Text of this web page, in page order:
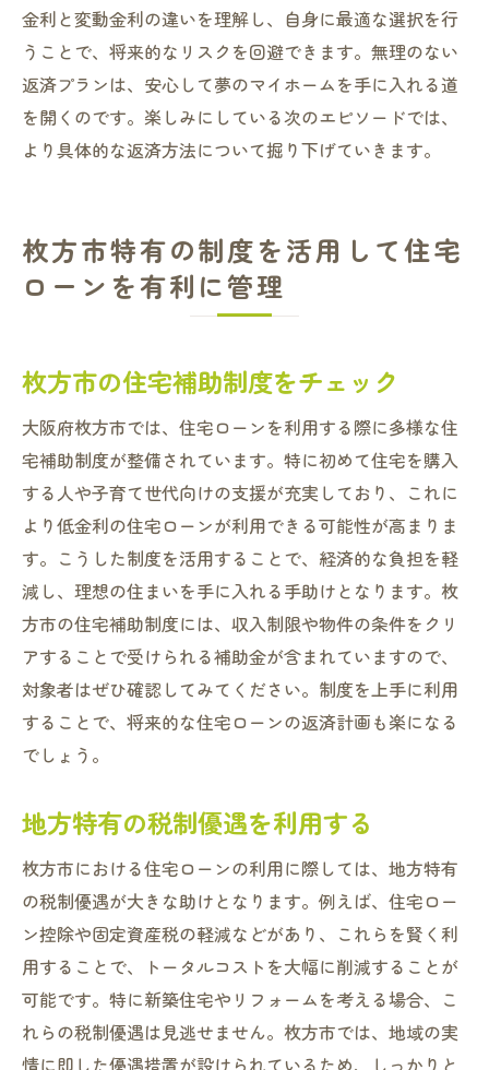
金利と変動金利の違いを理解し、自身に最適な選択を行
うことで、将来的なリスクを回避できます。無理のない
返済プランは、安心して夢のマイホームを手に入れる道
を開くのです。楽しみにしている次のエピソードでは、
より具体的な返済方法について掘り下げていきます。
枚方市特有の制度を活用して住宅
ローンを有利に管理
枚方市の住宅補助制度をチェック
大阪府枚方市では、住宅ローンを利用する際に多様な住
宅補助制度が整備されています。特に初めて住宅を購入
する人や子育て世代向けの支援が充実しており、これに
より低金利の住宅ローンが利用できる可能性が高まりま
す。こうした制度を活用することで、経済的な負担を軽
減し、理想の住まいを手に入れる手助けとなります。枚
方市の住宅補助制度には、収入制限や物件の条件をクリ
アすることで受けられる補助金が含まれていますので、
対象者はぜひ確認してみてください。制度を上手に利用
することで、将来的な住宅ローンの返済計画も楽になる
でしょう。
地方特有の税制優遇を利用する
枚方市における住宅ローンの利用に際しては、地方特有
の税制優遇が大きな助けとなります。例えば、住宅ロー
ン控除や固定資産税の軽減などがあり、これらを賢く利
用することで、トータルコストを大幅に削減することが
可能です。特に新築住宅やリフォームを考える場合、こ
れらの税制優遇は見逃せません。枚方市では、地域の実
情に即した優遇措置が設けられているため、しっかりと